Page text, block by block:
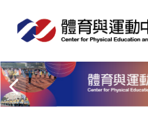
:::